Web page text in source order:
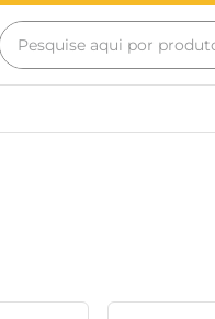
Pesquise aqui por
Termos mais buscados